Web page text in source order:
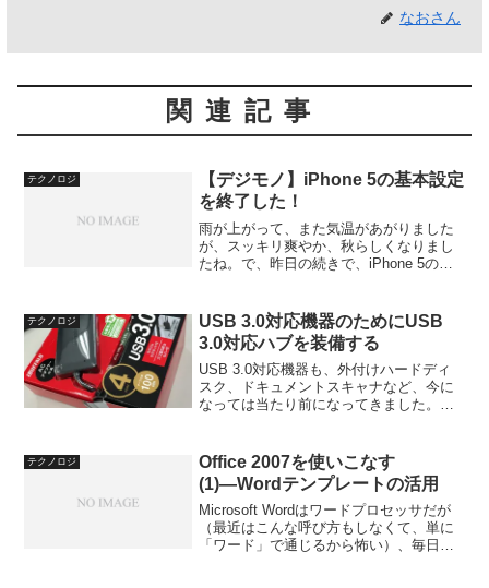
なおさん
関連記事
テクノロジ
【デジモノ】iPhone 5の基本設定
を終了した！
雨が上がって、また気温があがりました
が、スッキリ爽やか、秋らしくなりまし
たね。で、昨日の続きで、iPhone 5の基
まで済ませたと、昨日の記事で書きまし
た。今日は、セ...
テクノロジ
USB 3.0対応機器のためにUSB
3.0対応ハブを装備する
USB 3.0対応機器も、外付けハードディ
スク、ドキュメントスキャナなど、今に
なっては当たり前になってきました。当
すよ）。これらを繋げば、USB 3.0の規
格で...
テクノロジ
Office 2007を使いこなす
(1)―Wordテンプレートの活用
Microsoft Wordはワードプロセッサだが
（最近はこんな呼び方もしなくて、単に
「ワード」で通じるから怖い）、毎日た